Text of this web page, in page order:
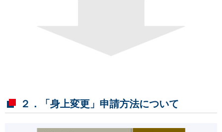
２．「身上変更」申請方法について